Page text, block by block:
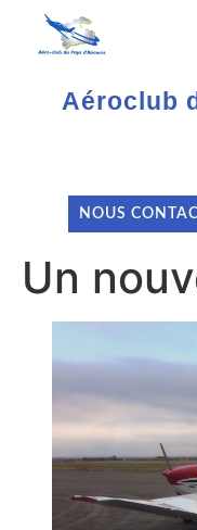
Aéroclub
NOUS
Un